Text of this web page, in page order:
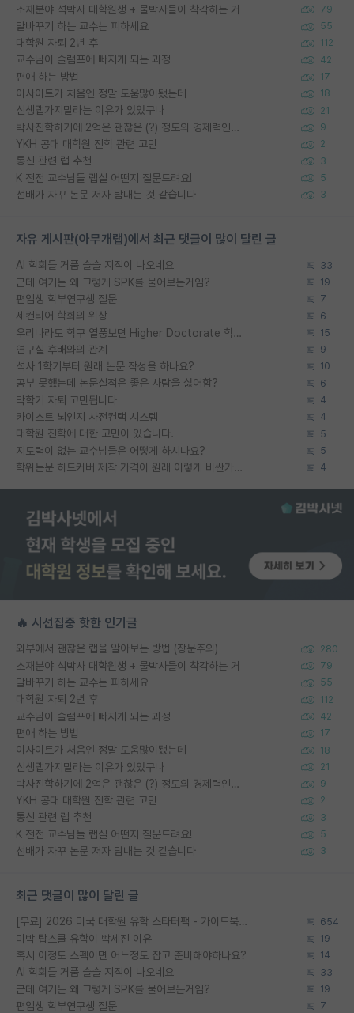
소재분야 석박사 대학원생 + 물박사들이 착각하는 거 79
말바꾸기 하는 교수는 피하세요 55
대학원 자퇴 2년 후 112
교수님이 슬럼프에 빠지게 되는 과정 42
편애 하는 방법 17
이사이트가 처음엔 정말 도움많이됐는데 18
신생랩가지말라는 이유가 있었구나 21
박사진학하기에 2억은 괜찮은 (?) 정도의 경제력인가요 9
YKH 공대 대학원 진학 관련 고민 2
통신 관련 랩 추천 3
K 전전 교수님들 랩실 어떤지 질문드려요! 5
선배가 자꾸 논문 저자 탐내는 것 같습니다 3
자유 게시판(아무개랩)에서 최근 댓글이 많이 달린 글
AI 학회들 거품 슬슬 지적이 나오네요 33
근데 여기는 왜 그렇게 SPK를 물어보는거임? 19
편입생 학부연구생 질문 7
세컨티어 학회의 위상 6
우리나라도 학구 열풍보면 Higher Doctorate 학위가 필요하다고 봅니다. 15
연구실 후배와의 관계 9
석사 1학기부터 원래 논문 작성을 하나요? 10
공부 못했는데 논문실적은 좋은 사람을 싫어함? 6
막학기 자퇴 고민됩니다 4
카이스트 뇌인지 사전컨택 시스템 4
대학원 진학에 대한 고민이 있습니다. 5
지도력이 없는 교수님들은 어떻게 하시나요? 5
학위논문 하드커버 제작 가격이 원래 이렇게 비싼가요? 4
🔥 시선집중 핫한 인기글
외부에서 괜찮은 랩을 알아보는 방법 (장문주의) 280
소재분야 석박사 대학원생 + 물박사들이 착각하는 거 79
말바꾸기 하는 교수는 피하세요 55
대학원 자퇴 2년 후 112
교수님이 슬럼프에 빠지게 되는 과정 42
편애 하는 방법 17
이사이트가 처음엔 정말 도움많이됐는데 18
신생랩가지말라는 이유가 있었구나 21
박사진학하기에 2억은 괜찮은 (?) 정도의 경제력인가요 9
YKH 공대 대학원 진학 관련 고민 2
통신 관련 랩 추천 3
K 전전 교수님들 랩실 어떤지 질문드려요! 5
선배가 자꾸 논문 저자 탐내는 것 같습니다 3
최근 댓글이 많이 달린 글
[무료] 2026 미국 대학원 유학 스타터팩 - 가이드북 & 합격자 컨택메일 템플릿 654
미박 탑스쿨 유학이 빡세진 이유 19
혹시 이정도 스펙이면 어느정도 잡고 준비해야하나요? 14
AI 학회들 거품 슬슬 지적이 나오네요 33
근데 여기는 왜 그렇게 SPK를 물어보는거임? 19
편입생 학부연구생 질문 7